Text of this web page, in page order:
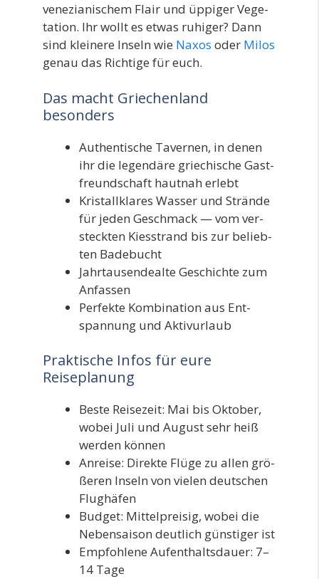
vene­zia­ni­schem Flair und üppi­ger Vege­
ta­ti­on. Ihr wollt es etwas ruhi­ger? Dann
sind klei­ne­re Inseln wie Naxos oder Milos
genau das Rich­ti­ge für euch.
Das macht Griechenland
besonders
Authen­ti­sche Taver­nen, in denen
ihr die legen­dä­re grie­chi­sche Gast­
freund­schaft haut­nah erlebt
Kris­tall­kla­res Was­ser und Strän­de
für jeden Geschmack — vom ver­
steck­ten Kies­strand bis zur belieb­
ten Badebucht
Jahr­tau­sen­de­al­te Geschich­te zum
Anfassen
Per­fek­te Kom­bi­na­ti­on aus Ent­
span­nung und Aktivurlaub
Praktische Infos für eure
Reiseplanung
Bes­te Rei­se­zeit: Mai bis Okto­ber,
wobei Juli und August sehr heiß
wer­den können
Anrei­se: Direk­te Flü­ge zu allen grö­
ße­ren Inseln von vie­len deut­schen
Flughäfen
Bud­get: Mit­tel­prei­sig, wobei die
Neben­sai­son deut­lich güns­ti­ger ist
Emp­foh­le­ne Auf­ent­halts­dau­er: 7–
14 Tage